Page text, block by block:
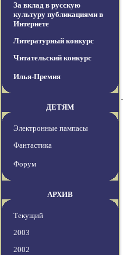
За вклад в русскую
культуру публикациями в
Интернете
Литературный конкурс
Читательский конкурс
Илья-Премия
ДЕТЯМ
Электронные пампасы
Фантастика
Форум
АРХИВ
Текущий
2003
2002